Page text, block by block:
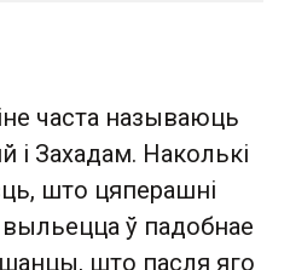
часта называюць
і Захадам. Наколькі
што цяперашні
ў падобнае
шанцы, што пасля яго